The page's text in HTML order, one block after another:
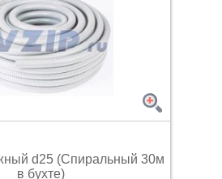
d25 (Спиральный 30м
в бухте)